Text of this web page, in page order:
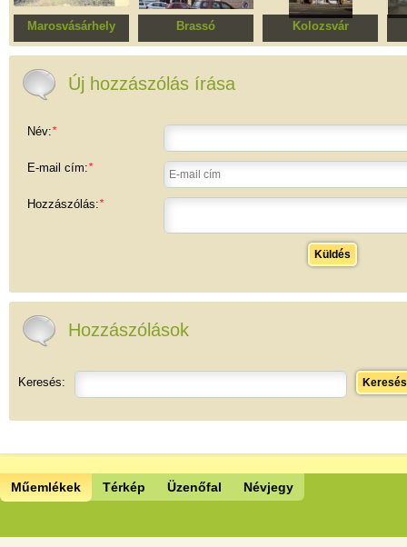
Marosvásárhely
Bolyai ház
Brassó
Lakóház
Kolozsvár
Karvázy–Püspöki-ház
Új hozzászólás írása
Név:*
E-mail cím:*
Hozzászólás:*
Küldés
Hozzászólások
Keresés: Keresés
Műemlékek Térkép Üzenőfal Névjegy